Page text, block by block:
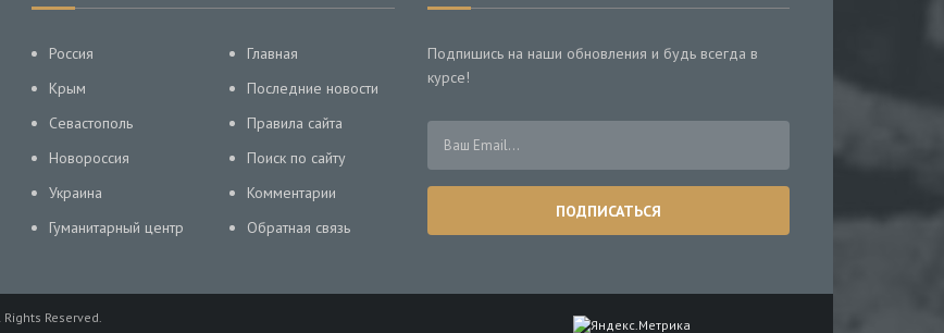
Россия
Крым
Севастополь
Новороссия
Украина
Гуманитарный центр
Главная
Последние новости
Правила сайта
Поиск по сайту
Комментарии
Обратная связь
Подпишись на наши обновления и будь всегда в
курсе!
Rights Reserved.